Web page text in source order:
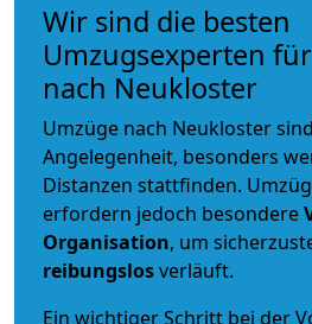
Wir sind die besten
Umzugsexperten
nach Neukloster
Umzüge nach Neukloster
Angelegenheit, besonders
Distanzen stattfinden.
erfordern jedoch besondere
Organisation, um
reibungslosverläuft.
Ein wichtiger Schritt bei der